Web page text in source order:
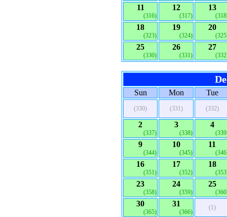
11
(316)
12
(317)
13
18
(323)
19
(324)
20
25
(330)
26
(331)
27
Sun Mon Tue
(330) (331) (332)
2
(337)
3
(338)
4
9
(344)
10
(345)
11
16
(351)
17
(352)
18
23
(358)
24
(359)
25
30
(365)
31
(366)
(1)